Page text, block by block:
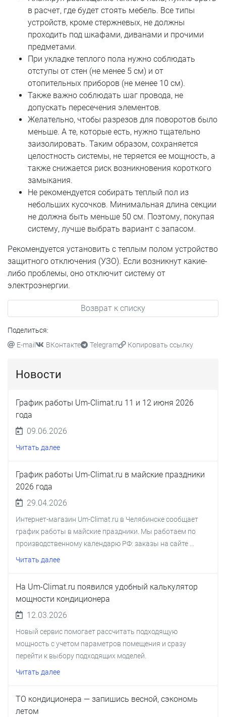
Новости
График работы Um-Climat.ru 11 и 12 июня 2026
года
09.06.2026
Читать далее
График работы Um-Climat.ru в майские праздники
2026 года
29.04.2026
Интернет-магазин Um-Climat.ru в Челябинске сообщает
график работы в майские праздники. Мы работаем по
производственному календарю РФ: заказы на сайте ...
Читать далее
На Um-Climat.ru появился удобный калькулятор
мощности кондиционера
12.03.2026
Новый сервис помогает рассчитать подходящую
мощность с учетом параметров помещения и сразу
перейти к выбору подходящих моделей.
Читать далее
ТО кондиционера — запишись весной, сэкономь
летом
в расчет, где будет стоять мебель. Все типы
устройств, кроме стержневых, не должны
проходить под шкафами, диванами и прочими
предметами.
При укладке теплого пола нужно соблюдать
отступы от стен (не менее 5 см) и от
отопительных приборов (не менее 10 см).
Также важно соблюдать шаг провода, не
допускать пересечения элементов.
Желательно, чтобы разрезов для поворотов было
меньше. А те, которые есть, нужно тщательно
заизолировать. Таким образом, сохраняется
целостность системы, не теряется ее мощность, а
также снижается риск возникновения короткого
замыкания.
Не рекомендуется собирать теплый пол из
небольших кусочков. Минимальная длина секции
не должна быть меньше 50 см. Поэтому, покупая
систему, лучше выбрать вариант с запасом.
Рекомендуется установить с теплым полом устройство
защитного отключения (УЗО). Если возникнут какие-
либо проблемы, оно отключит систему от
электроэнергии.
Возврат к списку
Поделиться:
E-mail
ВКонтакте Telegram Копировать ссылку